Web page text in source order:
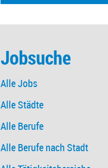
Jobsuche
Alle Jobs
Alle Städte
Alle Berufe
Alle Berufe nach Stadt